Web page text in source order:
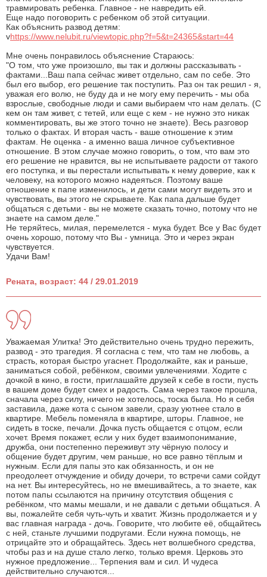
травмировать ребенка. Главное - не навредить ей.
Еще надо поговорить с ребенком об этой ситуации.
Как объяснить развод детям:
vhttps://www.nelubit.ru/viewtopic.php?f=5&t=24365&start=44
Мне очень понравилось объяснение Стараюсь:
"О том, что уже произошло, вы так и должны рассказывать -
фактами...Ваш папа сейчас живет отдельно, сам по себе. Это
был его выбор, его решение так поступить. Раз он так решил - я,
уважая его волю, не буду да и не могу ему перечить - мы оба
взрослые, свободные люди и сами выбираем что нам делать. (С
кем он там живет, с тетей, или еще с кем - не нужно это никак
комментировать, вы же этого точно не знаете). Весь разговор
только о фактах. И вторая часть - ваше отношение к этим
фактам. Не оценка - а именно ваша личное субъективное
отношение. В этом случае можно говорить, о том, что вам это
его решение не нравится, вы не испытываете радости от такого
его поступка, и вы перестали испытывать к нему доверие, как к
человеку, на которого можно надеяться. Поэтому ваше
отношение к папе изменилось, и дети сами могут видеть это и
чувствовать, вы этого не скрываете. Как папа дальше будет
общаться с детьми - вы не можете сказать точно, потому что не
знаете на самом деле."
Не теряйтесь, милая, перемелется - мука будет. Все у Вас будет
очень хорошо, потому что Вы - умница. Это и через экран
чувствуется.
Удачи Вам!
Рената, возраст: 44 / 29.01.2019
Уважаемая Улитка! Это действительно очень трудно пережить,
развод - это трагедия. Я согласна с тем, что там не любовь, а
страсть, которая быстро угаснет. Продолжайте, как и раньше,
заниматься собой, ребёнком, своими увлечениями. Ходите с
дочкой в кино, в гости, приглашайте друзей к себе в гости, пусть
в вашем доме будет смех и радость. Сама через такое прошла,
сначала через силу, ничего не хотелось, тоска была. Но я себя
заставила, даже кота с сыном завели, сразу уютнее стало в
квартире. Мебель поменяла в квартире, шторы. Главное, не
сидеть в тоске, печали. Дочка пусть общается с отцом, если
хочет. Время покажет, если у них будет взаимопонимание,
дружба, они постепенно переживут эту чёрную полосу и
общение будет другим, чем раньше, но все равно тёплым и
нужным. Если для папы это как обязанность, и он не
преодолеет отчуждение и обиду дочери, то встречи сами сойдут
на нет. Вы интересуйтесь, но не вмешивайтесь, а то знаете, как
потом папы ссылаются на причину отсутствия общения с
ребёнком, что мамы мешали, и не давали с детьми общаться. А
вы, пожалейте себя чуть-чуть и хватит. Жизнь продолжается и у
вас главная награда - дочь. Говорите, что любите её, общайтесь
с ней, станьте лучшими подругами. Если нужна помощь, не
отрицайте это и обращайтесь. Здесь нет волшебного средства,
чтобы раз и на душе стало легко, только время. Церковь это
нужное предложение... Терпения вам и сил. И чудеса
действительно случаются...